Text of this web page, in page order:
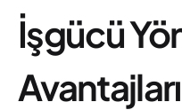
İşgücü
Avantajları